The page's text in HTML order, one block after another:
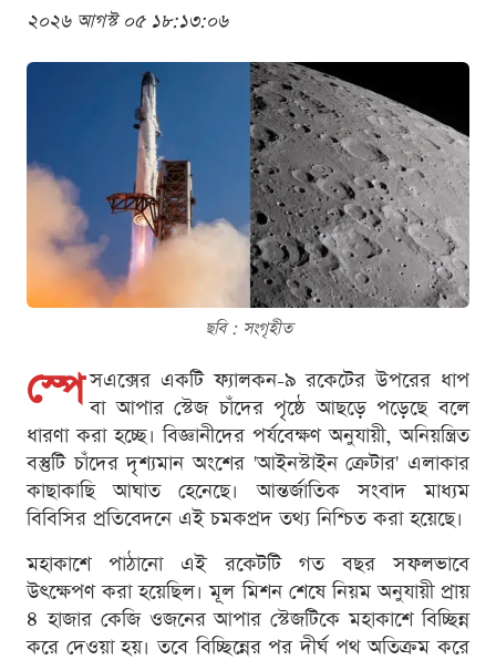
২০২৬ আগস্ট ০৫ ১৮:১৩:০৬
ছবি : সংগৃহীত
স্পে সএক্সের একটি ফ্যালকন-৯ রকেটের উপরের ধাপ
বা আপার স্টেজ চাঁদের পৃষ্ঠে আছড়ে পড়েছে বলে
ধারণা করা হচ্ছে। বিজ্ঞানীদের পর্যবেক্ষণ অনুযায়ী, অনিয়ন্ত্রিত
বস্তুটি চাঁদের দৃশ্যমান অংশের 'আইনস্টাইন ক্রেটার' এলাকার
কাছাকাছি আঘাত হেনেছে। আন্তর্জাতিক সংবাদ মাধ্যম
বিবিসির প্রতিবেদনে এই চমকপ্রদ তথ্য নিশ্চিত করা হয়েছে।
মহাকাশে পাঠানো এই রকেটটি গত বছর সফলভাবে
উৎক্ষেপণ করা হয়েছিল। মূল মিশন শেষে নিয়ম অনুযায়ী প্রায়
৪ হাজার কেজি ওজনের আপার স্টেজটিকে মহাকাশে বিচ্ছিন্ন
করে দেওয়া হয়। তবে বিচ্ছিন্নের পর দীর্ঘ পথ অতিক্রম করে